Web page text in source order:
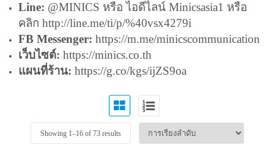
Line: @MINICS หรือ ไอดีไลน์ Minicsasia1 หรือ
คลิก http://line.me/ti/p/%40vsx4279i
FB Messenger: https://m.me/minicscommunication
เว็บไซต์: https://minics.co.th
แผนที่ร้าน: https://g.co/kgs/ijZS9oa
Showing 1–16of 73 results